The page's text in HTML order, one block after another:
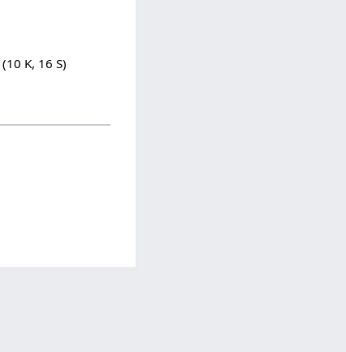
(10 K, 16 S)